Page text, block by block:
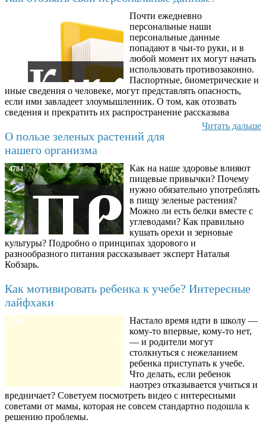
Почти ежедневно
персональные наши
персональные данные
попадают в чьи-то руки, и в
любой момент их могут начать
использовать противозаконно.
Паспортные, биометрические и
иные сведения о человеке, могут представлять опасность,
если ими завладеет злоумышленник. О том, как отозвать
сведения и прекратить их распространение рассказыва
Читать дальше
О пользе зеленых растений для
нашего организма
4784
Как на наше здоровье влияют
пищевые привычки? Почему
нужно обязательно употреблять
в пищу зеленые растения?
Можно ли есть белки вместе с
углеводами? Как правильно
кушать орехи и зерновые
культуры? Подробно о принципах здорового и
разнообразного питания рассказывает эксперт Наталья
Кобзарь.
Как мотивировать ребенка к учебе? Интересные
лайфхаки
8780
Настало время идти в школу —
кому-то впервые, кому-то нет,
— и родители могут
столкнуться с нежеланием
ребенка приступать к учебе.
Что делать, если ребенок
наотрез отказывается учиться и
вредничает? Советуем посмотреть видео с интересными
советами от мамы, которая не совсем стандартно подошла к
решению проблемы.